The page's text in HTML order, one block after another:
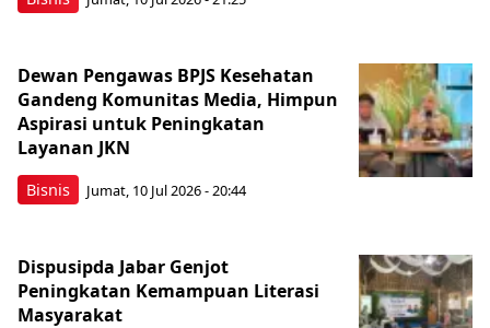
Bisnis
Dewan Pengawas BPJS Kesehatan
Gandeng Komunitas Media, Himpun
Aspirasi untuk Peningkatan
Layanan JKN
Jumat, 10 Jul 2026 - 20:44
Dispusipda Jabar Genjot
Peningkatan Kemampuan Literasi
Masyarakat